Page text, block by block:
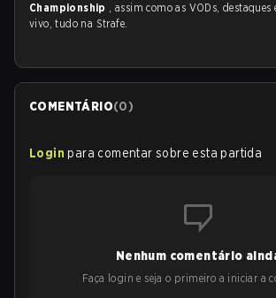
Championship , assim como as VODs, destaques
vivo, tudo na Strafe.
COMENTÁRIO(0)
Login para comentar sobre esta partida
Nenhum comentário
Faça login e seja o primeiro a iniciar a